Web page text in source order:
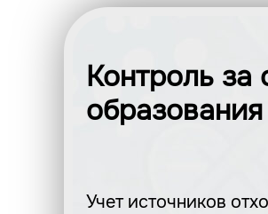
Контроль
Учет источников